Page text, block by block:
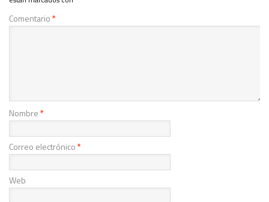
Comentario*
Nombre*
Correo electrónico*
Web